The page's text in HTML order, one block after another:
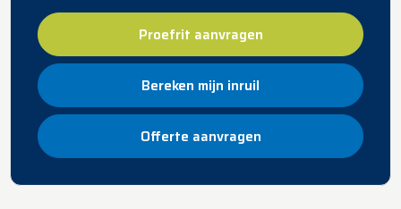
Proefrit aanvragen
Bereken mijn inruil
Offerte aanvragen